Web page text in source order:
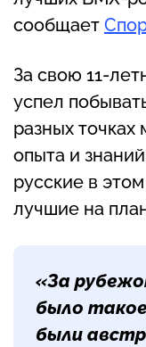
сообщает
За свою 11-
успел
разных
опыта и
русские в
лучшие на
«За
было
были